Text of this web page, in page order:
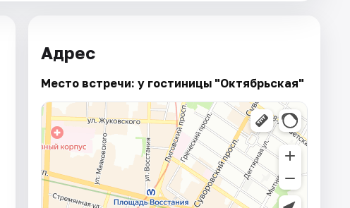
Адрес
Место встречи: у гостиницы "Октябрьская"